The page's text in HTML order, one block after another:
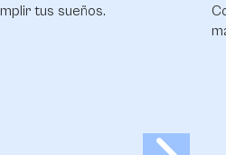
tus sueños.